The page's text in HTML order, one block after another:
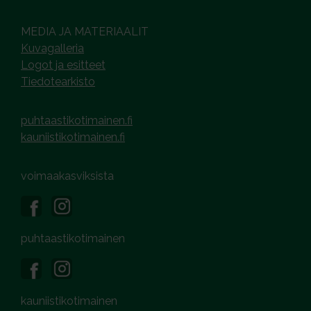
MEDIA JA MATERIAALIT
Kuvagalleria
Logot ja esitteet
Tiedotearkisto
puhtaastikotimainen.fi
kauniistikotimainen.fi
voimaakasviksista
puhtaastikotimainen
kauniistikotimainen